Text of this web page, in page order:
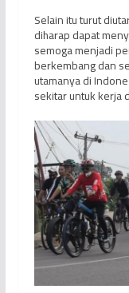
Selain itu turut
diharap dapat
semoga menjadi
berkembang dan
utamanya di
sekitar untuk kerja